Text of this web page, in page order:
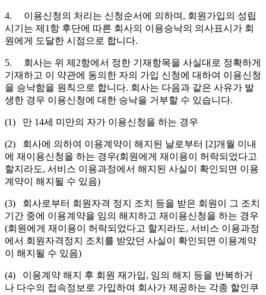
4. 이용신청의 처리는 신청순서에 의하며, 회원가입의 성립
시기는 제1항 후단에 따른 회사의 이용승낙의 의사표시가 회
원에게 도달한 시점으로 합니다.
5. 회사는 위 제2항에서 정한 기재항목을 사실대로 정확하게
기재하고 이 약관에 동의한 자의 가입 신청에 대하여 이용신청
을 승낙함을 원칙으로 합니다. 회사는 다음과 같은 사유가 발
생한 경우 이용신청에 대한 승낙을 거부할 수 있습니다.
(1) 만 14세 미만의 자가 이용신청을 하는 경우
(2) 회사에 의하여 이용계약이 해지된 날로부터 [2]개월 이내
에 재이용신청을 하는 경우(회원에게 재이용이 허락되었다고
할지라도, 서비스 이용과정에서 해지된 사실이 확인되면 이용
계약이 해지될 수 있음)
(3) 회사로부터 회원자격 정지 조치 등을 받은 회원이 그 조치
기간 중에 이용계약을 임의 해지하고 재이용신청을 하는 경우
(회원에게 재이용이 허락되었다고 할지라도, 서비스 이용과정
에서 회원자격정지 조치를 받았던 사실이 확인되면 이용계약
이 해지될 수 있음)
(4) 이용계약 해지 후 회원 재가입, 임의 해지 등을 반복하거
나 다수의 접속정보로 가입하여 회사가 제공하는 각종 할인쿠